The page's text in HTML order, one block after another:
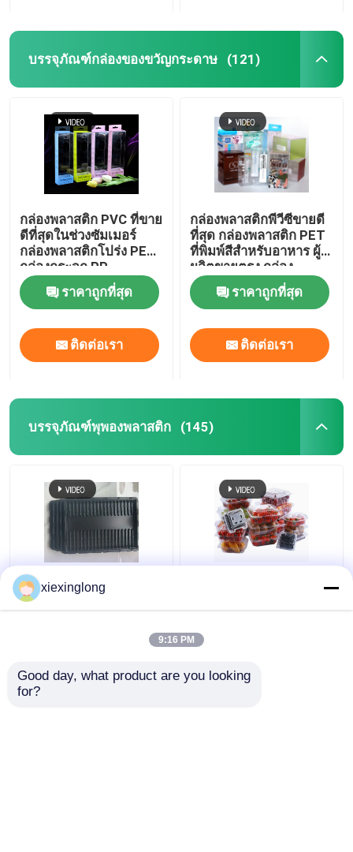
บรรจุภัณฑ์กล่องของขวัญกระดาษ (121)
กล่องพลาสติก PVC ที่ขาย
ดีที่สุดในช่วงซัมเมอร์
กล่องพลาสติกโปร่ง PET
กล่องกระจก PP
ราคาถูกที่สุด
ติดต่อเรา
กล่องพลาสติกพีวีซีขายดี
ที่สุด กล่องพลาสติก PET
ที่พิมพ์สีสําหรับอาหาร ผู้
ผลิตขายตรง กล่อง
พลาสติกสําหรับเครื่องดื่ม
และน้ําหอม สามารถปรับ
แต่งได้
ราคาถูกที่สุด
ติดต่อเรา
บรรจุภัณฑ์พุพองพลาสติก (145)
โรงงานที่กําหนดเอง PS
แอนติสแตติก กระปุก
กล่องบรรจุทอด PET ที่สา
การปิดความร้อนเพื่อการ
ป้องกันที่สมบูรณ์แบบ
xiexinglong
9:16 PM
Good day, what product are you looking
for?